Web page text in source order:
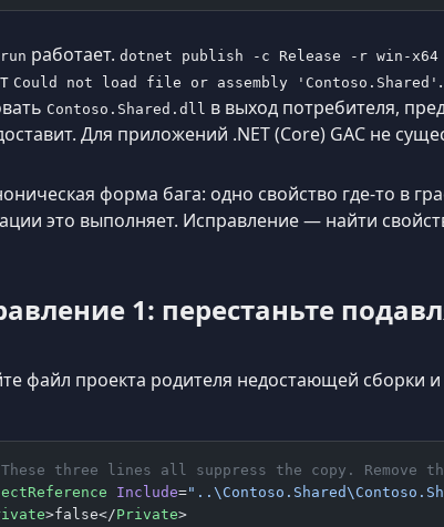
работает. dotnet publish -c Release -r win-
Could not load file or assembly 'Contoso.Shared'
Contoso.Shared.dll в выход потребителя,
Для приложений .NET (Core) GAC не
форма бага: одно свойство где-то в
это выполняет. Исправление — найти
1: перестаньте
файл проекта родителя недостающей сборки
three lines all suppress the copy. Remove
Include=
>false</Private>